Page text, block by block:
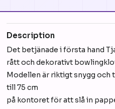
Description
Det betjänade i första hand
rått och dekorativt
Modellen är riktigt snygg och
till 75 cm
på kontoret för att slå in